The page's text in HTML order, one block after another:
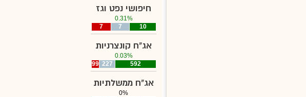
חיפושי נפט וגז
0.31%
7
7 10
אג"ח קונצרניות
0.03%
99 227 592
אג"ח ממשלתיות
0%